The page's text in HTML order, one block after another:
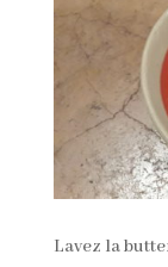
Lavez la